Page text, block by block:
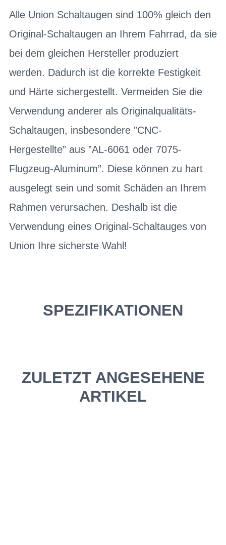
Alle Union Schaltaugen sind 100% gleich den
Original-Schaltaugen an Ihrem Fahrrad, da sie
bei dem gleichen Hersteller produziert
werden. Dadurch ist die korrekte Festigkeit
und Härte sichergestellt. Vermeiden Sie die
Verwendung anderer als Originalqualitäts-
Schaltaugen, insbesondere ”CNC-
Hergestellte” aus ”AL-6061 oder 7075-
Flugzeug-Aluminum”. Diese können zu hart
ausgelegt sein und somit Schäden an Ihrem
Rahmen verursachen. Deshalb ist die
Verwendung eines Original-Schaltauges von
Union Ihre sicherste Wahl!
SPEZIFIKATIONEN
ZULETZT ANGESEHENE
ARTIKEL